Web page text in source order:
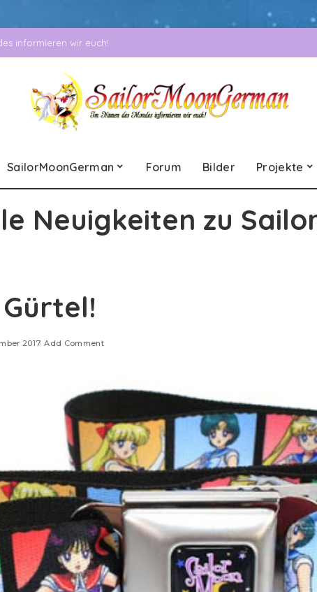
informieren wir euch!
SailorMoonGerman Forum Bilder Projekte
Neuigkeiten zu
2017 Add Comment